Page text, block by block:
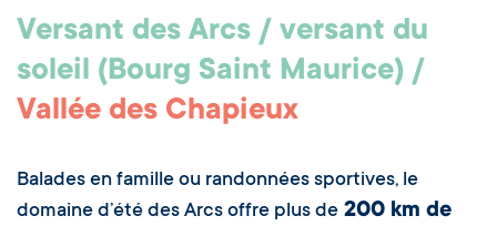
Versant des Arcs / versant du
soleil (Bourg Saint Maurice) /
Vallée des Chapieux
Balades en famille ou randonnées sportives, le
domaine d’été des Arcs offre plus de 200 km de